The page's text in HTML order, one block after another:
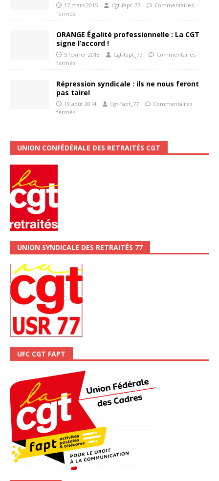
17 mars 2015 Cgt-fapt_77
Commentaires
fermés
ORANGE Égalité professionnelle : La CGT
signe l’accord !
5 février 2018 Cgt-fapt_77
Commentaires
fermés
Répression syndicale : ils ne nous feront
pas taire!
19 août 2014 Cgt-fapt_77
Commentaires
fermés
UNION CONFÉDÉRALE DES RETRAITÉS CGT
UNION SYNDICALE DES RETRAITÉS 77
UFC CGT FAPT